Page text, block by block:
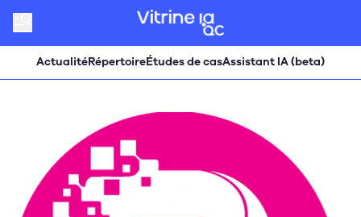
ActualitéRépertoireÉtudes de casAssistant IA (beta)